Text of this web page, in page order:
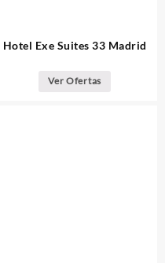
Hotel Exe Suites 33 Madrid
Ver Ofertas